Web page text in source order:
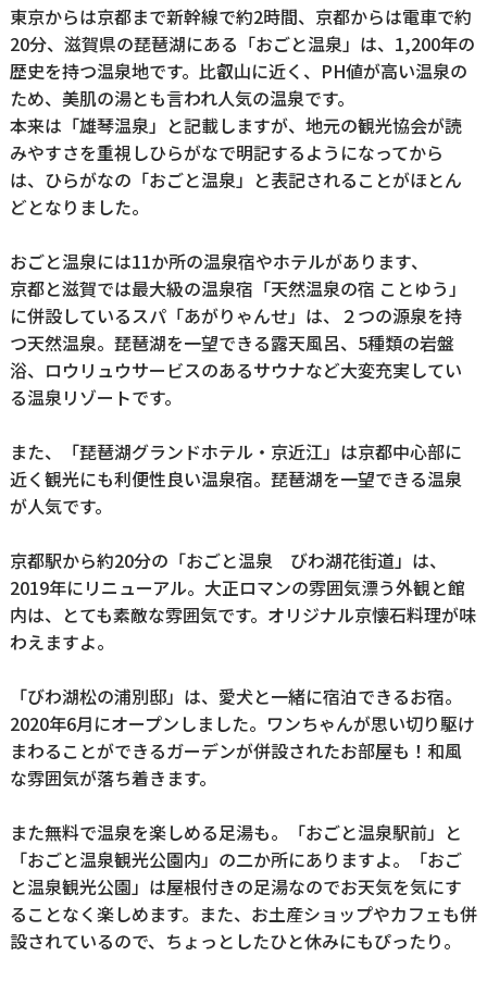
東京からは京都まで新幹線で約2時間、京都からは電車で約
20分、滋賀県の琵琶湖にある「おごと温泉」は、1,200年の
歴史を持つ温泉地です。比叡山に近く、PH値が高い温泉の
ため、美肌の湯とも言われ人気の温泉です。
本来は「雄琴温泉」と記載しますが、地元の観光協会が読
みやすさを重視しひらがなで明記するようになってから
は、ひらがなの「おごと温泉」と表記されることがほとん
どとなりました。
おごと温泉には11か所の温泉宿やホテルがあります、
京都と滋賀では最大級の温泉宿「天然温泉の宿 ことゆう」
に併設しているスパ「あがりゃんせ」は、２つの源泉を持
つ天然温泉。琵琶湖を一望できる露天風呂、5種類の岩盤
浴、ロウリュウサービスのあるサウナなど大変充実してい
る温泉リゾートです。
また、「琵琶湖グランドホテル・京近江」は京都中心部に
近く観光にも利便性良い温泉宿。琵琶湖を一望できる温泉
が人気です。
京都駅から約20分の「おごと温泉 びわ湖花街道」は、
2019年にリニューアル。大正ロマンの雰囲気漂う外観と館
内は、とても素敵な雰囲気です。オリジナル京懐石料理が味
わえますよ。
「びわ湖松の浦別邸」は、愛犬と一緒に宿泊できるお宿。
2020年6月にオープンしました。ワンちゃんが思い切り駆け
まわることができるガーデンが併設されたお部屋も！和風
な雰囲気が落ち着きます。
また無料で温泉を楽しめる足湯も。「おごと温泉駅前」と
「おごと温泉観光公園内」の二か所にありますよ。「おご
と温泉観光公園」は屋根付きの足湯なのでお天気を気にす
ることなく楽しめます。また、お土産ショップやカフェも併
設されているので、ちょっとしたひと休みにもぴったり。